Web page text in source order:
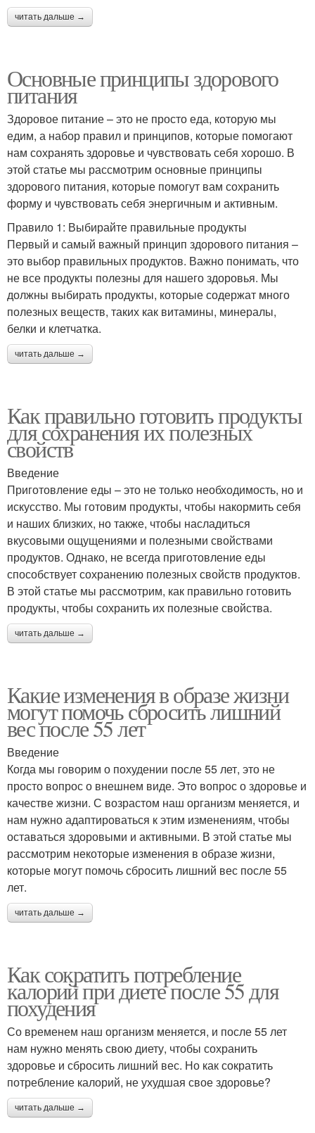
читать дальше →
Основные принципы здорового
питания
Здоровое питание – это не просто еда, которую мы
едим, а набор правил и принципов, которые помогают
нам сохранять здоровье и чувствовать себя хорошо. В
этой статье мы рассмотрим основные принципы
здорового питания, которые помогут вам сохранить
форму и чувствовать себя энергичным и активным.
Правило 1: Выбирайте правильные продукты
Первый и самый важный принцип здорового питания –
это выбор правильных продуктов. Важно понимать, что
не все продукты полезны для нашего здоровья. Мы
должны выбирать продукты, которые содержат много
полезных веществ, таких как витамины, минералы,
белки и клетчатка.
читать дальше →
Как правильно готовить продукты
для сохранения их полезных
свойств
Введение
Приготовление еды – это не только необходимость, но и
искусство. Мы готовим продукты, чтобы накормить себя
и наших близких, но также, чтобы насладиться
вкусовыми ощущениями и полезными свойствами
продуктов. Однако, не всегда приготовление еды
способствует сохранению полезных свойств продуктов.
В этой статье мы рассмотрим, как правильно готовить
продукты, чтобы сохранить их полезные свойства.
читать дальше →
Какие изменения в образе жизни
могут помочь сбросить лишний
вес после 55 лет
Введение
Когда мы говорим о похудении после 55 лет, это не
просто вопрос о внешнем виде. Это вопрос о здоровье и
качестве жизни. С возрастом наш организм меняется, и
нам нужно адаптироваться к этим изменениям, чтобы
оставаться здоровыми и активными. В этой статье мы
рассмотрим некоторые изменения в образе жизни,
которые могут помочь сбросить лишний вес после 55
лет.
читать дальше →
Как сократить потребление
калорий при диете после 55 для
похудения
Со временем наш организм меняется, и после 55 лет
нам нужно менять свою диету, чтобы сохранить
здоровье и сбросить лишний вес. Но как сократить
потребление калорий, не ухудшая свое здоровье?
читать дальше →